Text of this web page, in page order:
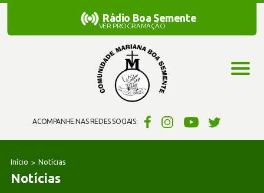
ACOMPANHE NAS REDES SOCIAIS:
Rádio Boa Semente
Rádio Boa Semente
VER PROGRAMAÇÃO
Início Notícias
Notícias